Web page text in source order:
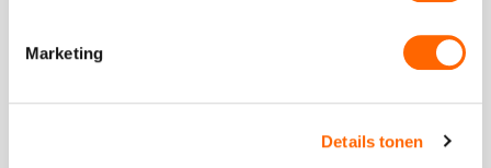
Marketing
Details tonen
Vergelijkbare uitjes
Bekijk